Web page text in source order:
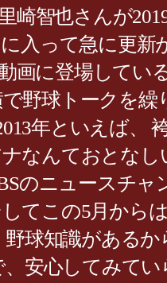
智也さんが
入って急に更新
画に登場してい
野球トークを繰
年といえば、
なんておとな
のニュースチャ
てこの5月から
球知識があるか
、安心してみて